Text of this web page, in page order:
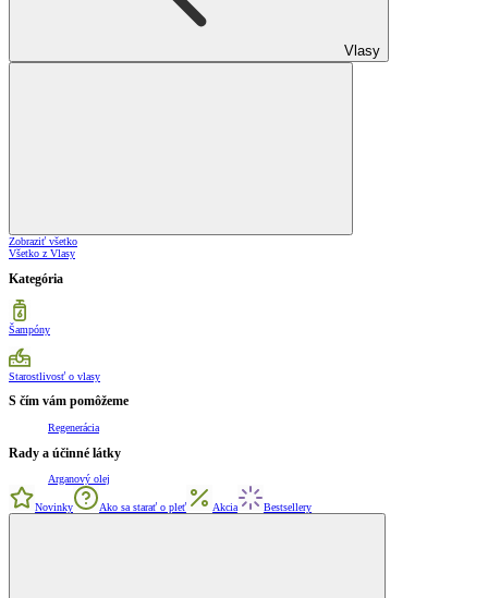
Vlasy
Zobraziť všetko
Všetko z Vlasy
Kategória
Šampóny
Starostlivosť o vlasy
S čím vám pomôžeme
Regenerácia
Rady a účinné látky
Arganový olej
Novinky Ako sa starať o pleť Akcia Bestsellery